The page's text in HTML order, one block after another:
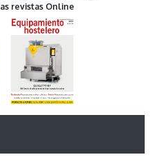
revistas Online